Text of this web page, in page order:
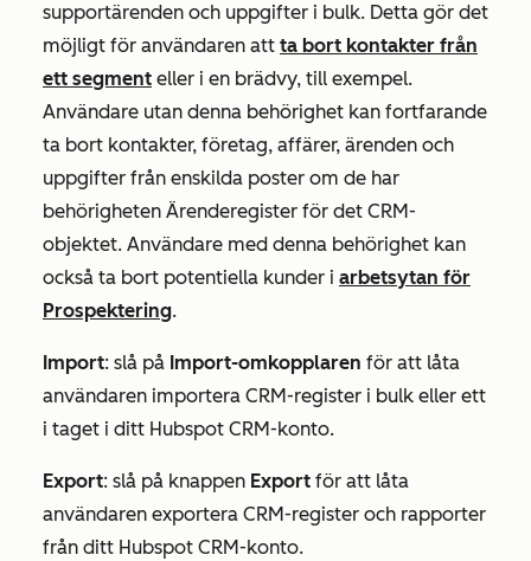
supportärenden och uppgifter i bulk. Detta gör det
möjligt för användaren att ta bort kontakter från
ett segment eller i en brädvy, till exempel.
Användare utan denna behörighet kan fortfarande
ta bort kontakter, företag, affärer, ärenden och
uppgifter från enskilda poster om de har
behörigheten Ärenderegister för det CRM-
objektet. Användare med denna behörighet kan
också ta bort potentiella kunder i arbetsytan för
Prospektering.
Import: slå på Import-omkopplaren för att låta
användaren importera CRM-register i bulk eller ett
i taget i ditt Hubspot CRM-konto.
Export: slå på knappen Export för att låta
användaren exportera CRM-register och rapporter
från ditt Hubspot CRM-konto.